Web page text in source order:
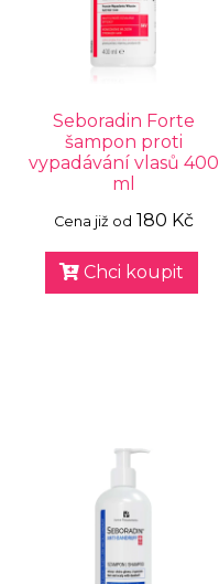
Seboradin Forte
šampon proti
vypadávání vlasů 400
ml
Cena již od 180 Kč
Chci koupit